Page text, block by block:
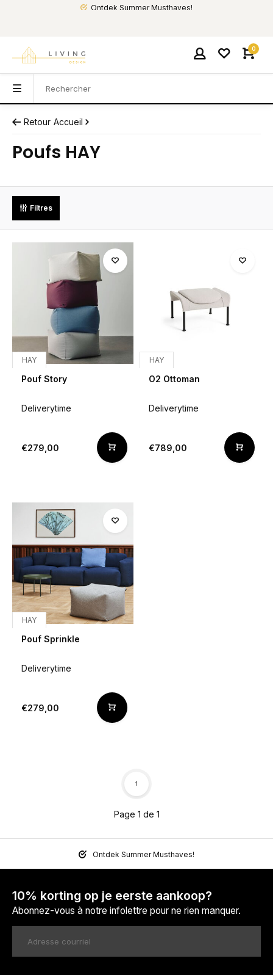
Ontdek Summer Musthaves!
0
Retour Accueil
Poufs HAY
Filtres
HAY
Pouf Story
Deliverytime
€279,00
HAY
O2 Ottoman
Deliverytime
€789,00
HAY
Pouf Sprinkle
Deliverytime
€279,00
Page 1 de 1
1
Ontdek Summer Musthaves!
10% korting op je eerste aankoop?
Abonnez-vous à notre infolettre pour ne rien manquer.